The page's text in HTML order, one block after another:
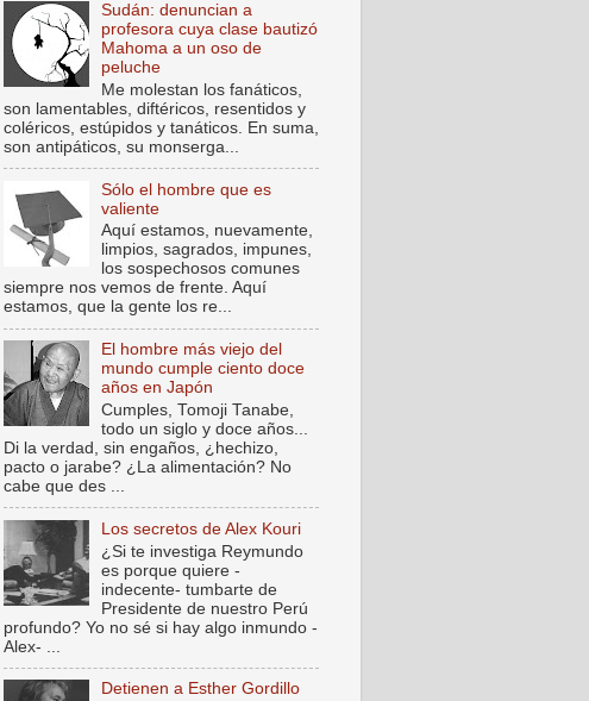
Sudán: denuncian a
profesora cuya clase bautizó
Mahoma a un oso de
peluche
Me molestan los fanáticos,
son lamentables, diftéricos, resentidos y
coléricos, estúpidos y tanáticos. En suma,
son antipáticos, su monserga...
Sólo el hombre que es
valiente
Aquí estamos, nuevamente,
limpios, sagrados, impunes,
los sospechosos comunes
siempre nos vemos de frente. Aquí
estamos, que la gente los re...
El hombre más viejo del
mundo cumple ciento doce
años en Japón
Cumples, Tomoji Tanabe,
todo un siglo y doce años...
Di la verdad, sin engaños, ¿hechizo,
pacto o jarabe? ¿La alimentación? No
cabe que des ...
Los secretos de Alex Kouri
¿Si te investiga Reymundo
es porque quiere -
indecente- tumbarte de
Presidente de nuestro Perú
profundo? Yo no sé si hay algo inmundo -
Alex- ...
Detienen a Esther Gordillo